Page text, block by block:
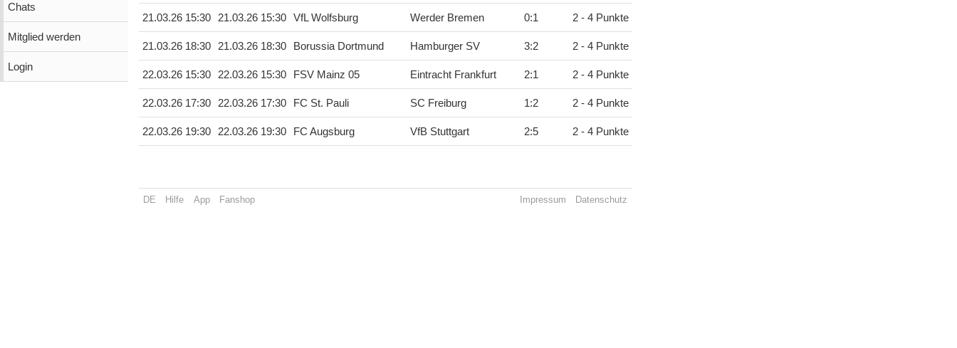
Chats
Mitglied werden
Login
21.03.26 15:30 21.03.26 15:30 VfL Wolfsburg Werder Bremen 0:1 2 - 4 Punkte
21.03.26 18:30 21.03.26 18:30 Borussia Dortmund Hamburger SV 3:2 2 - 4 Punkte
22.03.26 15:30 22.03.26 15:30 FSV Mainz 05 Eintracht Frankfurt 2:1 2 - 4 Punkte
22.03.26 17:30 22.03.26 17:30 FC St. Pauli SC Freiburg 1:2 2 - 4 Punkte
22.03.26 19:30 22.03.26 19:30 FC Augsburg VfB Stuttgart 2:5 2 - 4 Punkte
DE Hilfe App Fanshop Impressum Datenschutz